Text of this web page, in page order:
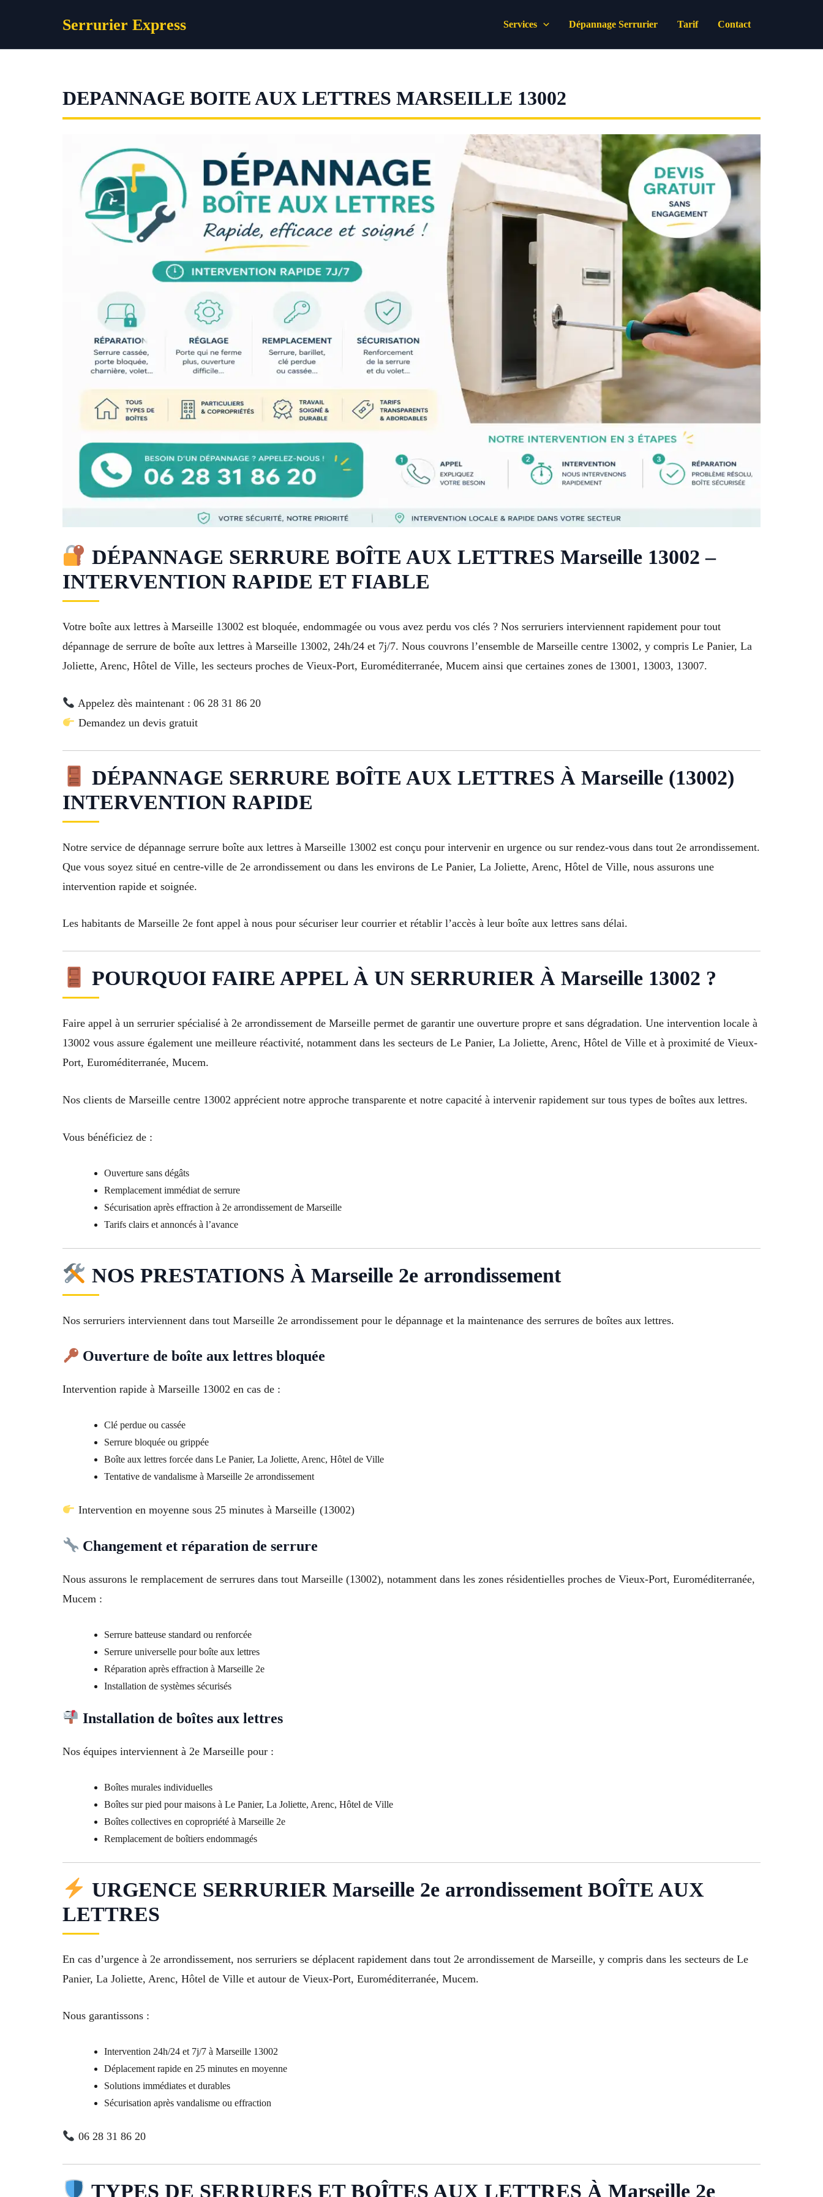
Serrurier Express Services Dépannage Serrurier Tarif Contact
DEPANNAGE BOITE AUX LETTRES MARSEILLE 13002
DÉPANNAGE SERRURE BOÎTE AUX LETTRES Marseille 13002 –
INTERVENTION RAPIDE ET FIABLE
Votre boîte aux lettres à Marseille 13002 est bloquée, endommagée ou vous avez perdu vos clés ? Nos serruriers interviennent rapidement pour tout
dépannage de serrure de boîte aux lettres à Marseille 13002, 24h/24 et 7j/7. Nous couvrons l’ensemble de Marseille centre 13002, y compris Le Panier, La
Joliette, Arenc, Hôtel de Ville, les secteurs proches de Vieux-Port, Euroméditerranée, Mucem ainsi que certaines zones de 13001, 13003, 13007.
Appelez dès maintenant : 06 28 31 86 20
Demandez un devis gratuit
DÉPANNAGE SERRURE BOÎTE AUX LETTRES À Marseille (13002)
INTERVENTION RAPIDE
Notre service de dépannage serrure boîte aux lettres à Marseille 13002 est conçu pour intervenir en urgence ou sur rendez-vous dans tout 2e arrondissement.
Que vous soyez situé en centre-ville de 2e arrondissement ou dans les environs de Le Panier, La Joliette, Arenc, Hôtel de Ville, nous assurons une
intervention rapide et soignée.
Les habitants de Marseille 2e font appel à nous pour sécuriser leur courrier et rétablir l’accès à leur boîte aux lettres sans délai.
POURQUOI FAIRE APPEL À UN SERRURIER À Marseille 13002 ?
Faire appel à un serrurier spécialisé à 2e arrondissement de Marseille permet de garantir une ouverture propre et sans dégradation. Une intervention locale à
13002 vous assure également une meilleure réactivité, notamment dans les secteurs de Le Panier, La Joliette, Arenc, Hôtel de Ville et à proximité de Vieux-
Port, Euroméditerranée, Mucem.
Nos clients de Marseille centre 13002 apprécient notre approche transparente et notre capacité à intervenir rapidement sur tous types de boîtes aux lettres.
Vous bénéficiez de :
Ouverture sans dégâts
Remplacement immédiat de serrure
Sécurisation après effraction à 2e arrondissement de Marseille
Tarifs clairs et annoncés à l’avance
NOS PRESTATIONS À Marseille 2e arrondissement
Nos serruriers interviennent dans tout Marseille 2e arrondissement pour le dépannage et la maintenance des serrures de boîtes aux lettres.
Ouverture de boîte aux lettres bloquée
Intervention rapide à Marseille 13002 en cas de :
Clé perdue ou cassée
Serrure bloquée ou grippée
Boîte aux lettres forcée dans Le Panier, La Joliette, Arenc, Hôtel de Ville
Tentative de vandalisme à Marseille 2e arrondissement
Intervention en moyenne sous 25 minutes à Marseille (13002)
Changement et réparation de serrure
Nous assurons le remplacement de serrures dans tout Marseille (13002), notamment dans les zones résidentielles proches de Vieux-Port, Euroméditerranée,
Mucem :
Serrure batteuse standard ou renforcée
Serrure universelle pour boîte aux lettres
Réparation après effraction à Marseille 2e
Installation de systèmes sécurisés
Installation de boîtes aux lettres
Nos équipes interviennent à 2e Marseille pour :
Boîtes murales individuelles
Boîtes sur pied pour maisons à Le Panier, La Joliette, Arenc, Hôtel de Ville
Boîtes collectives en copropriété à Marseille 2e
Remplacement de boîtiers endommagés
URGENCE SERRURIER Marseille 2e arrondissement BOÎTE AUX
LETTRES
En cas d’urgence à 2e arrondissement, nos serruriers se déplacent rapidement dans tout 2e arrondissement de Marseille, y compris dans les secteurs de Le
Panier, La Joliette, Arenc, Hôtel de Ville et autour de Vieux-Port, Euroméditerranée, Mucem.
Nous garantissons :
Intervention 24h/24 et 7j/7 à Marseille 13002
Déplacement rapide en 25 minutes en moyenne
Solutions immédiates et durables
Sécurisation après vandalisme ou effraction
06 28 31 86 20
TYPES DE SERRURES ET BOÎTES AUX LETTRES À Marseille 2e